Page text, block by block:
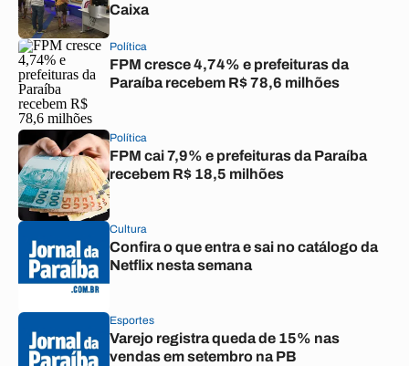
Caixa
Política
FPM cresce 4,74% e prefeituras da
Paraíba recebem R$ 78,6 milhões
Política
FPM cai 7,9% e prefeituras da Paraíba
recebem R$ 18,5 milhões
Cultura
Confira o que entra e sai no catálogo da
Netflix nesta semana
Esportes
Varejo registra queda de 15% nas
vendas em setembro na PB